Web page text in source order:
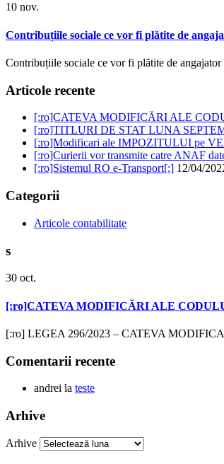
10 nov.
Contribuțiile sociale ce vor fi plătite de
Contribuțiile sociale ce vor fi plătite de
Articole recente
[:ro]CATEVA MODIFICĂRI ALE
[:ro]TITLURI DE STAT LUNA
[:ro]Modificari ale IMPOZITULUI pe
[:ro]Curierii vor transmite catre ANAF
[:ro]Sistemul RO e-Transport[:] 12/04/
Categorii
Articole contabilitate
s
30 oct.
[:ro]CATEVA MODIFICĂRI ALE
[:ro] LEGEA 296/2023 – CATEVA
Comentarii recente
andrei la teste
Arhive
Arhive